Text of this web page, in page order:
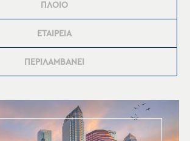
ΠΛΟΙΟ
ΕΤΑΙΡΕΙΑ
ΠΕΡΙΛΑΜΒΑΝΕΙ